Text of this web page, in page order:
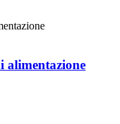
alimentazione